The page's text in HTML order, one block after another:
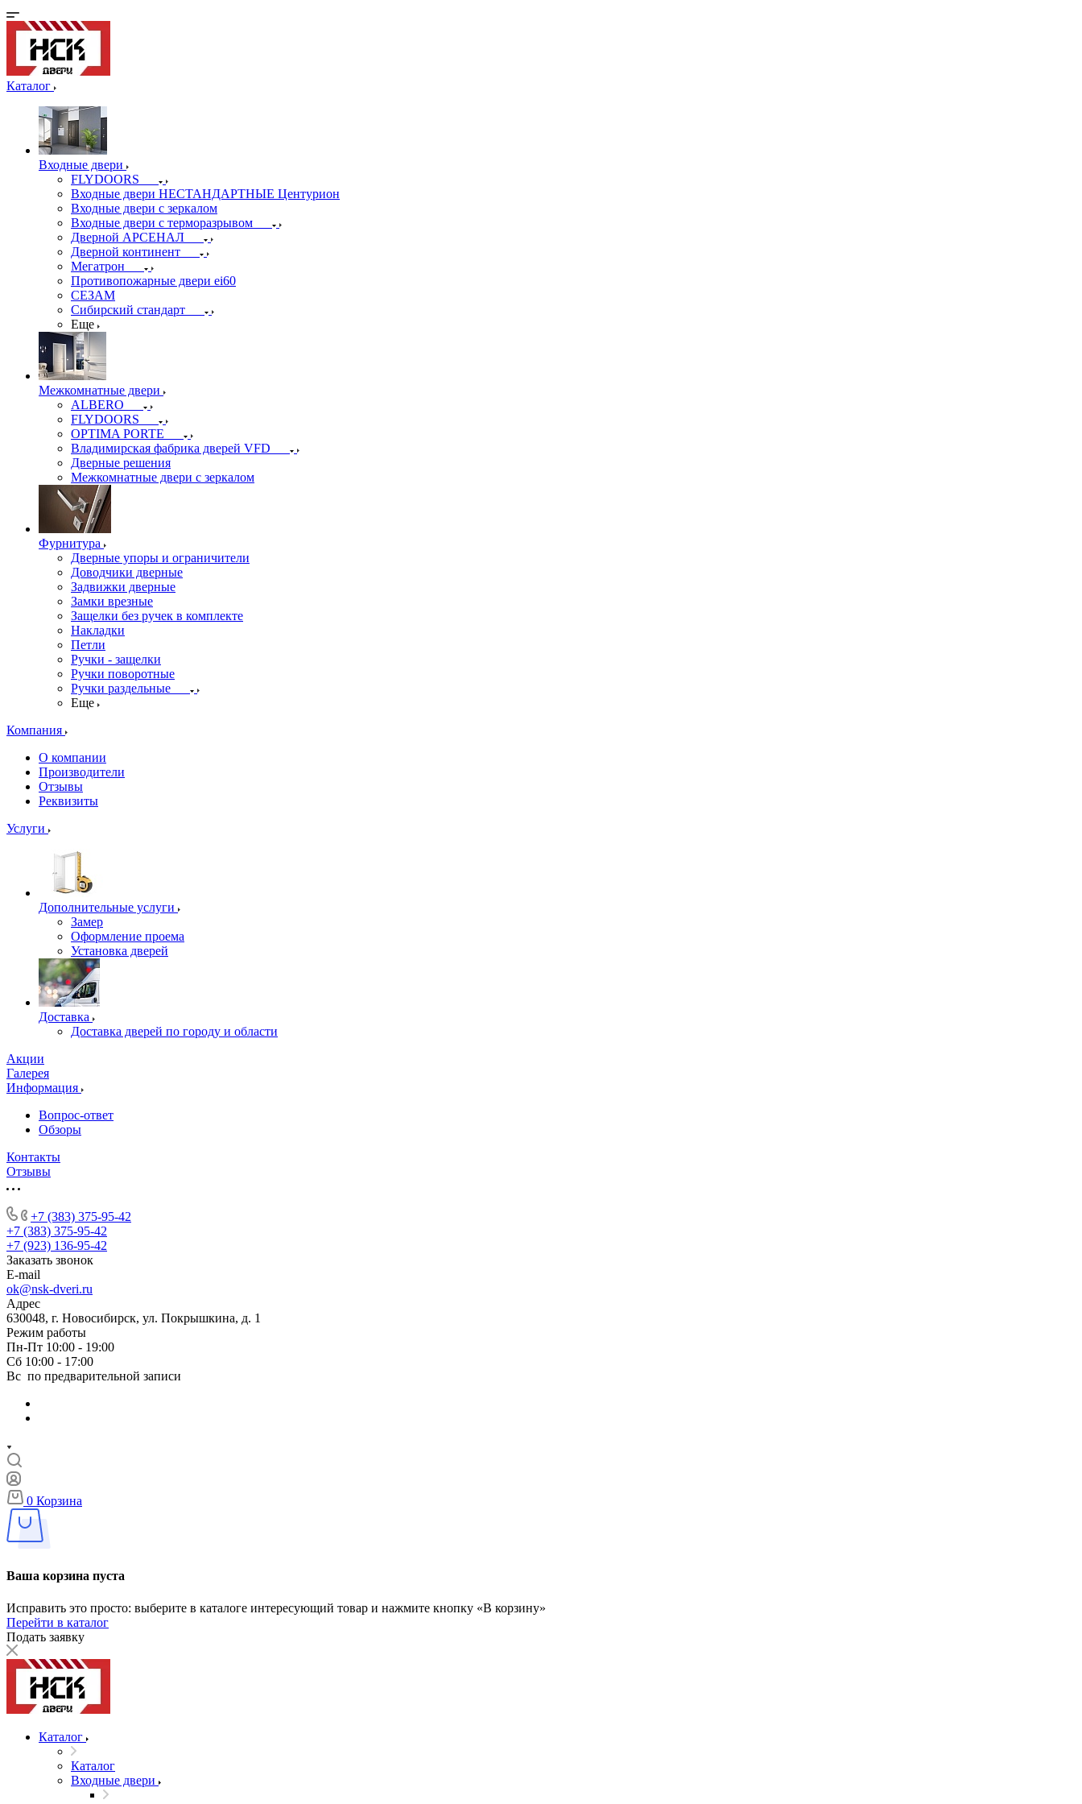
Каталог
Входные двери
FLYDOORS
Входные двери НЕСТАНДАРТНЫЕ Центурион
Входные двери с зеркалом
Входные двери с терморазрывом
Дверной АРСЕНАЛ
Дверной континент
Мегатрон
Противопожарные двери ei60
СЕЗАМ
Сибирский стандарт
Еще
Межкомнатные двери
ALBERO
FLYDOORS
OPTIMA PORTE
Владимирская фабрика дверей VFD
Дверные решения
Межкомнатные двери c зеркалом
Фурнитура
Дверные упоры и ограничители
Доводчики дверные
Задвижки дверные
Замки врезные
Защелки без ручек в комплекте
Накладки
Петли
Ручки - защелки
Ручки поворотные
Ручки раздельные
Еще
Компания
О компании
Производители
Отзывы
Реквизиты
Услуги
Дополнительные услуги
Замер
Оформление проема
Установка дверей
Доставка
Доставка дверей по городу и области
Акции
Галерея
Информация
Вопрос-ответ
Обзоры
Контакты
Отзывы
+7 (383) 375-95-42
+7 (383) 375-95-42
+7 (923) 136-95-42
Заказать звонок
E-mail
ok@nsk-dveri.ru
Адрес
630048, г. Новосибирск, ул. Покрышкина, д. 1
Режим работы
Пн-Пт 10:00 - 19:00
Сб 10:00 - 17:00
Вс по предварительной записи
0 Корзина
Ваша корзина пуста
Исправить это просто: выберите в каталоге интересующий товар и нажмите кнопку «В корзину»
Перейти в каталог
Подать заявку
Каталог
Каталог
Входные двери